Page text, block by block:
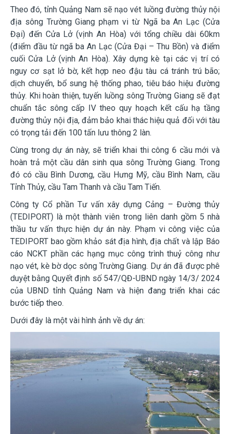
Theo đó, tỉnh Quảng Nam sẽ nạo vét luồng đường thủy nội
địa sông Trường Giang phạm vi từ Ngã ba An Lạc (Cửa
Đại) đến Cửa Lở (vịnh An Hòa) với tổng chiều dài 60km
(điểm đầu từ ngã ba An Lạc (Cửa Đại – Thu Bồn) và điểm
cuối Cửa Lở (vịnh An Hòa). Xây dựng kè tại các vị trí có
nguy cơ sạt lở bờ, kết hợp neo đậu tàu cá tránh trú bão;
dịch chuyển, bổ sung hệ thống phao, tiêu báo hiệu đường
thủy. Khi hoàn thiện, tuyến luồng sông Trường Giang sẽ đạt
chuẩn tắc sông cấp IV theo quy hoạch kết cấu hạ tầng
đường thủy nội địa, đảm bảo khai thác hiệu quả đối với tàu
có trọng tải đến 100 tấn lưu thông 2 làn.
Cùng trong dự án này, sẽ triển khai thi công 6 cầu mới và
hoàn trả một cầu dân sinh qua sông Trường Giang. Trong
đó có cầu Bình Dương, cầu Hưng Mỹ, cầu Bình Nam, cầu
Tỉnh Thủy, cầu Tam Thanh và cầu Tam Tiến.
Công ty Cổ phần Tư vấn xây dựng Cảng – Đường thủy
(TEDIPORT) là một thành viên trong liên danh gồm 5 nhà
thầu tư vấn thực hiện dự án này. Phạm vi công việc của
TEDIPORT bao gồm khảo sát địa hình, địa chất và lập Báo
cáo NCKT phần các hạng mục công trình thuỷ công như
nạo vét, kè bờ dọc sông Trường Giang. Dự án đã được phê
duyệt bằng Quyết định số 547/QĐ-UBND ngày 14/3/ 2024
của UBND tỉnh Quảng Nam và hiện đang triển khai các
bước tiếp theo.
Dưới đây là một vài hình ảnh về dự án: